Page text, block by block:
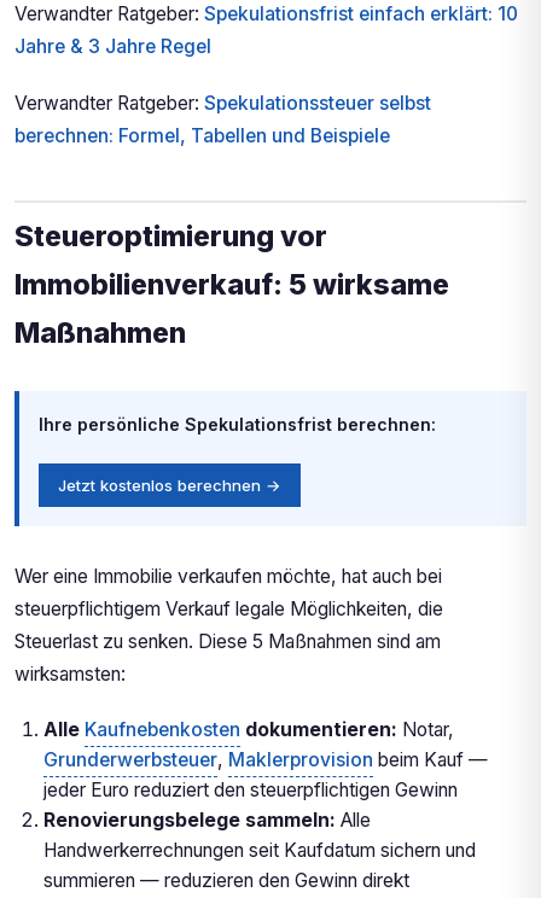
Verwandter Ratgeber: Spekulationsfrist einfach erklärt: 10
Jahre & 3 Jahre Regel
Verwandter Ratgeber: Spekulationssteuer selbst
berechnen: Formel, Tabellen und Beispiele
Steueroptimierung vor
Immobilienverkauf: 5 wirksame
Maßnahmen
Ihre persönliche Spekulationsfrist berechnen:
Jetzt kostenlos berechnen →
Wer eine Immobilie verkaufen möchte, hat auch bei
steuerpflichtigem Verkauf legale Möglichkeiten, die
Steuerlast zu senken. Diese 5 Maßnahmen sind am
wirksamsten:
Alle Kaufnebenkosten dokumentieren: Notar,
Grunderwerbsteuer, Maklerprovision beim Kauf —
jeder Euro reduziert den steuerpflichtigen Gewinn
Renovierungsbelege sammeln: Alle
Handwerkerrechnungen seit Kaufdatum sichern und
summieren — reduzieren den Gewinn direkt